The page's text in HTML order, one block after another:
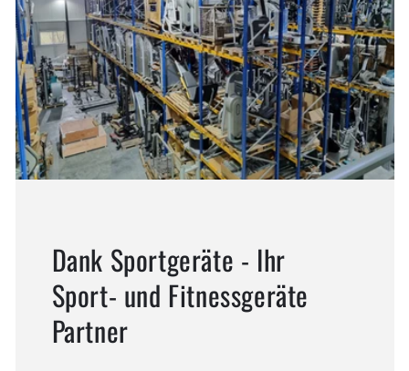
Dank Sportgeräte - Ihr
Sport- und Fitnessgeräte
Partner